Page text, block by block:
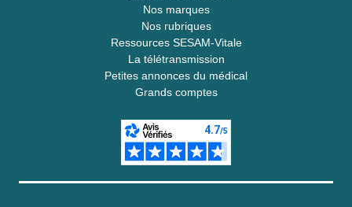
Nos marques
Nos rubriques
Ressources SESAM-Vitale
La télétransmission
Petites annonces du médical
Grands comptes